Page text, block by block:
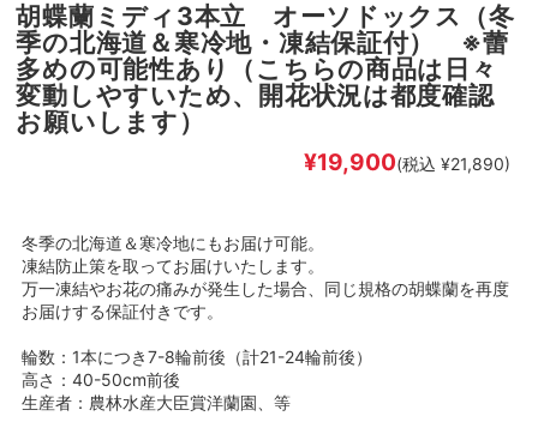
胡蝶蘭ミディ3本立 オーソドックス（冬
季の北海道＆寒冷地・凍結保証付） ※蕾
多めの可能性あり（こちらの商品は日々
変動しやすいため、開花状況は都度確認
お願いします）
¥19,900(税込 ¥21,890)
冬季の北海道＆寒冷地にもお届け可能。
凍結防止策を取ってお届けいたします。
万一凍結やお花の痛みが発生した場合、同じ規格の胡蝶蘭を再度
お届けする保証付きです。
輪数：1本につき7-8輪前後（計21-24輪前後）
高さ：40-50cm前後
生産者：農林水産大臣賞洋蘭園、等